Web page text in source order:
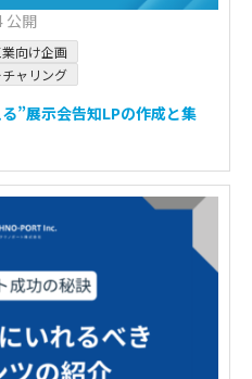
公開
向け企画
ャリング
”展示会告知LPの作成と集